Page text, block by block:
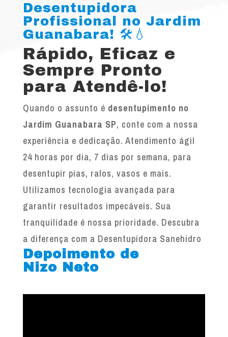
Desentupidora
Profissional no Jardim
Guanabara! 🛠️💧
Rápido, Eficaz e
Sempre Pronto
para Atendê-lo!
Quando o assunto é desentupimento no
Jardim Guanabara SP, conte com a nossa
experiência e dedicação. Atendimento ágil
24 horas por dia, 7 dias por semana, para
desentupir pias, ralos, vasos e mais.
Utilizamos tecnologia avançada para
garantir resultados impecáveis. Sua
tranquilidade é nossa prioridade. Descubra
a diferença com a Desentupidora Sanehidro
Depoimento de
Nizo Neto